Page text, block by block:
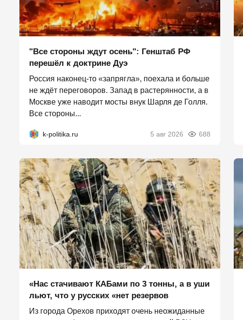
"Все стороны ждут осень": Генштаб РФ
перешёл к доктрине Дуэ
Россия наконец-то «запрягла», поехала и больше
не ждёт переговоров. Запад в растерянности, а в
Москве уже наводит мосты внук Шарля де Голля.
Все стороны...
k-politika.ru 5 авг 2026 688
«Нас стачивают КАБами по 3 тонны, а в уши
льют, что у русских «нет резервов
Из города Орехов приходят очень неожиданные